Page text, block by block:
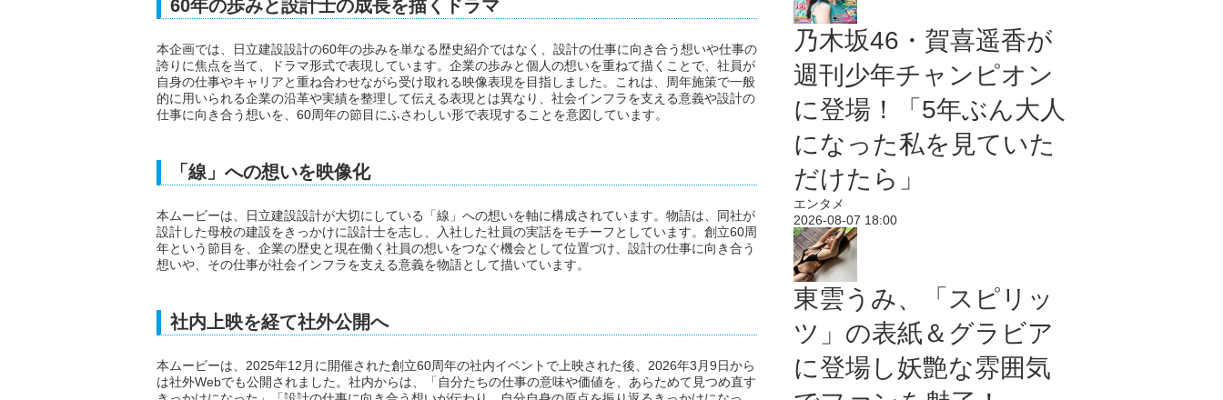
60年の歩みと設計士の成長を描くドラマ
本企画では、日立建設設計の60年の歩みを単なる歴史紹介ではなく、設計の仕事に向き合う想いや仕事の
誇りに焦点を当て、ドラマ形式で表現しています。企業の歩みと個人の想いを重ねて描くことで、社員が
自身の仕事やキャリアと重ね合わせながら受け取れる映像表現を目指しました。これは、周年施策で一般
的に用いられる企業の沿革や実績を整理して伝える表現とは異なり、社会インフラを支える意義や設計の
仕事に向き合う想いを、60周年の節目にふさわしい形で表現することを意図しています。
「線」への想いを映像化
本ムービーは、日立建設設計が大切にしている「線」への想いを軸に構成されています。物語は、同社が
設計した母校の建設をきっかけに設計士を志し、入社した社員の実話をモチーフとしています。創立60周
年という節目を、企業の歴史と現在働く社員の想いをつなぐ機会として位置づけ、設計の仕事に向き合う
想いや、その仕事が社会インフラを支える意義を物語として描いています。
社内上映を経て社外公開へ
本ムービーは、2025年12月に開催された創立60周年の社内イベントで上映された後、2026年3月9日から
は社外Webでも公開されました。社内からは、「自分たちの仕事の意味や価値を、あらためて見つめ直す
乃木坂46・賀喜遥香が
週刊少年チャンピオン
に登場！「5年ぶん大人
になった私を見ていた
だけたら」
エンタメ
2026-08-07 18:00
東雲うみ、「スピリッ
ツ」の表紙＆グラビア
に登場し妖艶な雰囲気